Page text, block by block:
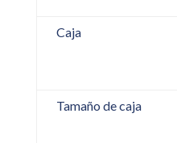
Caja
Tamaño de caja